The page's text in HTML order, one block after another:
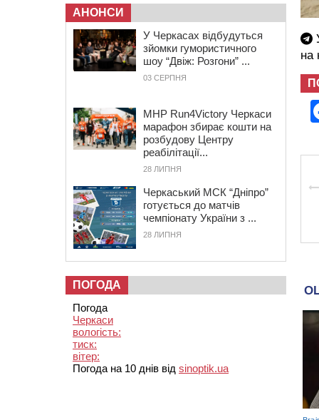
на
АНОНСИ
У Черкасах відбудуться
зйомки гумористичного
шоу “Двіж: Розгони” ...
03 СЕРПНЯ
MHP Run4Victory Черкаси
марафон збирає кошти на
розбудову Центру
реабілітації...
28 ЛИПНЯ
Черкаський МСК “Дніпро”
готується до матчів
чемпіонату України з ...
28 ЛИПНЯ
ПОГОДА
Погода
Черкаси
вологість:
тиск:
вітер:
Погода на 10 днів від sinoptik.ua